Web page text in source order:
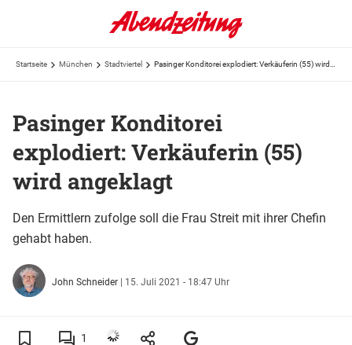
Startseite München Stadtviertel
Pasinger Konditorei
explodiert: Verkäuferin (55)
wird angeklagt
Den Ermittlern zufolge soll die Frau Streit mit ihrer Chefin
gehabt haben.
John Schneider | 15. Juli 2021 - 18:47 Uhr
1